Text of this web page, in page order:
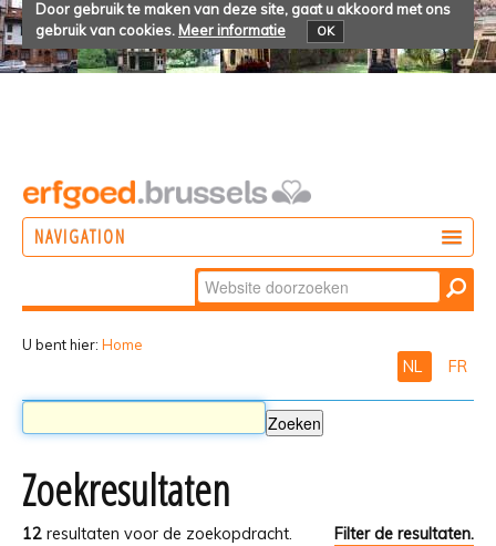
Door gebruik te maken van deze site, gaat u akkoord met ons
gebruik van cookies. Meer informatie OK
NAVIGATION
Zoek
Geavanceerd
U bent hier: Home
NL FR
Zoekresultaten
12 resultaten voor de zoekopdracht.
Filter de resultaten.